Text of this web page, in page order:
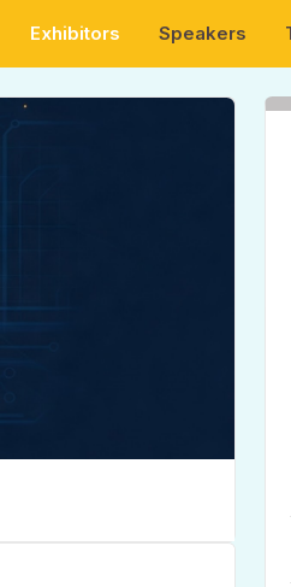
Exhibitors Speakers